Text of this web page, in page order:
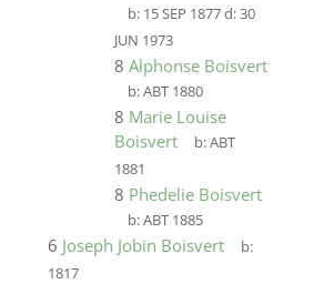
b: 15 SEP 1877d:30
JUN 1973
8 Alphonse Boisvert
b:ABT 1880
8 Marie Louise
Boisvert
b:ABT
1881
8 Phedelie Boisvert
b:ABT 1885
6 Joseph Jobin Boisvert
b:
1817